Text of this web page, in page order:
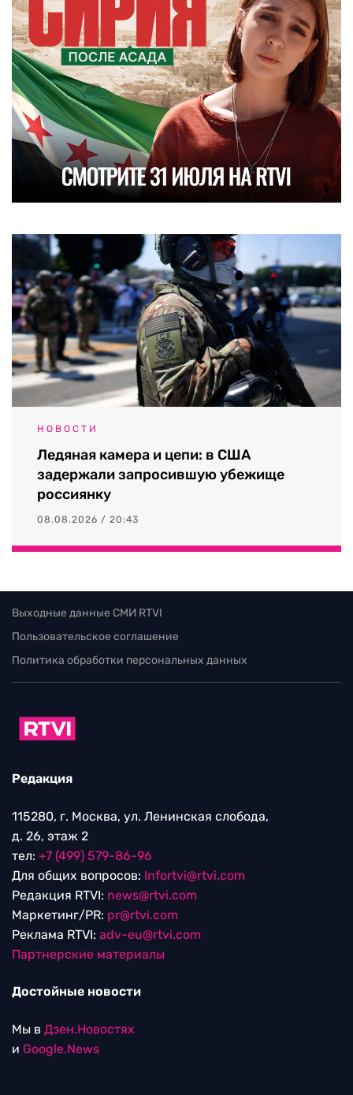
НОВОСТИ
Ледяная камера и цепи: в США
задержали запросившую убежище
россиянку
08.08.2026 / 20:43
Выходные данные СМИ RTVI
Пользовательское соглашение
Политика обработки персональных данных
Редакция
115280, г. Москва, ул. Ленинская слобода,
д. 26, этаж 2
тел: +7 (499) 579-86-96
Для общих вопросов: Infortvi@rtvi.com
Редакция RTVI: news@rtvi.com
Маркетинг/PR: pr@rtvi.com
Реклама RTVI: adv-eu@rtvi.com
Партнерские материалы
Достойные новости
Мы в Дзен.Новостях
и Google.News